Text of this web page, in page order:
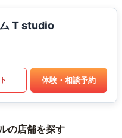
T studio
体験・相談予約
の店舗を探す